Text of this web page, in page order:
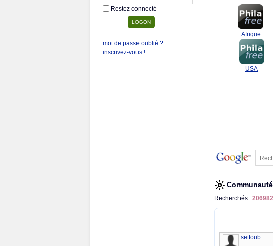
Restez connecté
mot de passe oublié ?
inscrivez-vous !
Afrique
USA
Recherchés : 206982
settoub